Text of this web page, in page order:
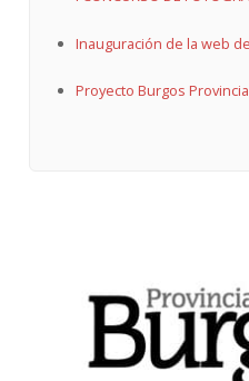
Inauguración de la web
Proyecto Burgos